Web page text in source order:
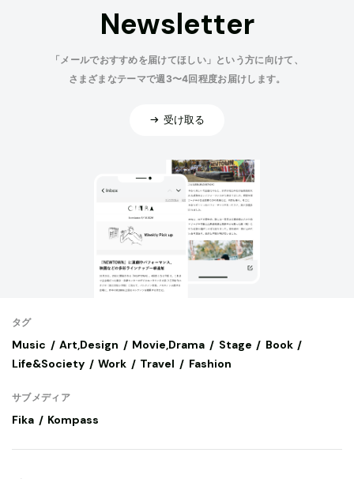
Newsletter
「メールでおすすめを届けてほしい」という方に向けて、
さまざまなテーマで週3〜4回程度お届けします。
受け取る
タグ
Music Art,Design Movie,Drama Stage
Book
Life&Society
Work Travel Fashion
サブメディア
Fika Kompass